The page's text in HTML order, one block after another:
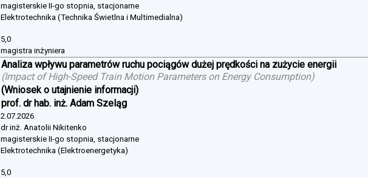
magisterskie II-go stopnia, stacjonarne
Elektrotechnika (Technika Świetlna i Multimedialna)
5,0
magistra inżyniera
Analiza wpływu parametrów ruchu pociągów dużej prędkości na zużycie energii
(Impact of High-Speed Train Motion Parameters on Energy Consumption)
(Wniosek o utajnienie informacji)
prof. dr hab. inż. Adam Szeląg
2.07.2026
dr inż. Anatolii Nikitenko
magisterskie II-go stopnia, stacjonarne
Elektrotechnika (Elektroenergetyka)
5,0